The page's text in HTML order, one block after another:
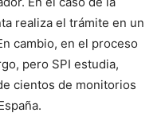
realiza el trámite en un
cambio, en el proceso
pero SPI estudia,
cientos de monitorios